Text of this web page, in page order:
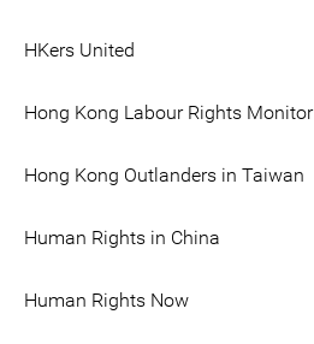
HKers United
Hong Kong Labour Rights Monitor
Hong Kong Outlanders in Taiwan
Human Rights in China
Human Rights Now